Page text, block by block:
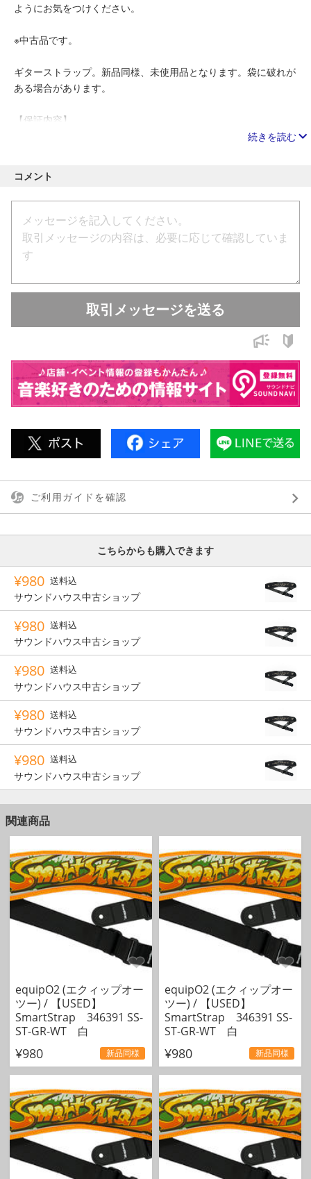
ようにお気をつけください。
※中古品です。
ギターストラップ。新品同様、未使用品となります。袋に破れが
ある場合があります。
【保証内容】
※製品を修理、交換、返金対応するかの最終判断は、弊社にて行
います。
【楽器の重量感を軽減する機能性＋斬新なデザイン性を備えた、
画期的なギター＆ストラップ】
し、長時間のステージやリハーサルをサポート！
・パッド部のカーブで、楽器自体が体にフィットするよう設計さ
れています
・高い位置や低い位置で楽器を構えることを、付属の5種類のベ
ルトの組み合わせでカバーします
・これまでのストラップにない強度試験（耐荷重40Kg）済みの
安心製品
・右利き、左利き共にご利用可能
安心してお使い頂けます
・ヘッド落ち（ヘッドヘビー）楽器の対応商品もございます
を軽減します。
し、演奏中に楽器がブレにくいようになっています。
■長さ別取り換え用ベルトが5本付属、プレイスタイルや身長によ
ってお好みの長さにお取替えください。取り替え方はリンクを参
照してください。
■ベルトを取り換えることで右利き左利きどちらでもご使用頂け
ます。
■強度試験をしており、約40kgの負荷まで耐えられます。重量の
ある楽器にお勧めです。
■滑りのいい生地を使用しています。素肌に着用しても心地よく
ご使用できる生地を選びました。
■水濡れに耐性があります。金属製と革製のパーツがありますの
で、濡れた場合は水気をよく拭きとってください。
最終更新 : 2026/08/01
続きを読む
コメント
取引メッセージを送る
ご利用ガイドを確認
こちらからも購入できます
¥980 送料込
サウンドハウス中古ショップ
¥980 送料込
サウンドハウス中古ショップ
¥980 送料込
サウンドハウス中古ショップ
¥980 送料込
サウンドハウス中古ショップ
¥980 送料込
サウンドハウス中古ショップ
関連商品
equipO2 (エクィップオー
ツー) / 【USED】
SmartStrap 346391 SS-
ST-GR-WT 白
¥980 新品同様
equipO2 (エクィップオー
ツー) / 【USED】
SmartStrap 346391 SS-
ST-GR-WT 白
¥980 新品同様